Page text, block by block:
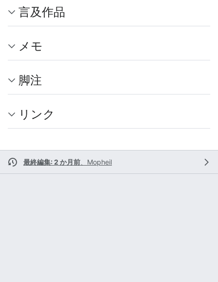
言及作品
メモ
脚注
リンク
最終編集: 2 か月前 Mopheil